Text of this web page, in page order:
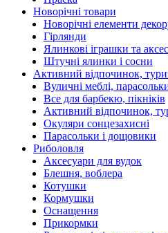
Новорічні товари
Новорічні елементи
Гірлянди
Ялинкові іграшки та
Штучні ялинки і сосни
Активний відпочинок,
Вуличні меблі,
Все для барбекю, пікніків
Активний відпочинок,
Окуляри сонцезахисні
Парасольки і дощовики
Риболовля
Аксесуари для вудок
Блешня, воблера
Котушки
Кормушки
Оснащення
Прикормки